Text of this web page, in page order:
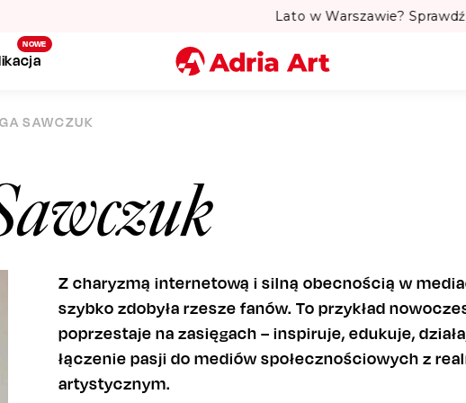
Lato w Warszawie? Sprawdź Teatralne Lato w Pałacu Kultury!
NOWE
SAWCZUK
Z charyzmą internetową i silną obecnością w
szybko zdobyła rzesze fanów. To przykład
poprzestaje na zasięgach – inspiruje, edukuje,
łączenie pasji do mediów społecznościowych z
artystycznym.